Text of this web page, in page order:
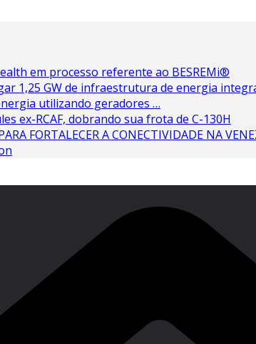
em processo referente ao BESREMi®
1,25 GW de infraestrutura de energia
utilizando geradores …
ex-RCAF, dobrando sua frota de C-130H
FORTALECER A CONECTIVIDADE NA